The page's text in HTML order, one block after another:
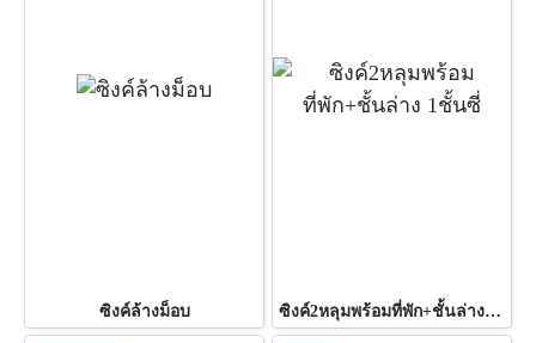
ซิงค์ล้างม็อบ ซิงค์2หลุมพร้อมที่พัก+ชั้นล่าง 1ชั้นซี่